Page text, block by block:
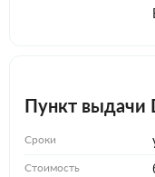
Пункт выдачи
Сроки
Стоимость